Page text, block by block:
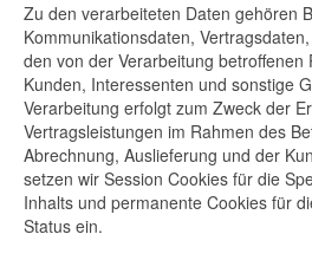
Zu den verarbeiteten Daten gehören
Kommunikationsdaten,
den von der Verarbeitung
Kunden, Interessenten und sonstige
Verarbeitung erfolgt zum Zweck der
Vertragsleistungen im Rahmen des
Abrechnung, Auslieferung und der
setzen wir Session Cookies für die
Inhalts und permanente Cookies für
Status ein.